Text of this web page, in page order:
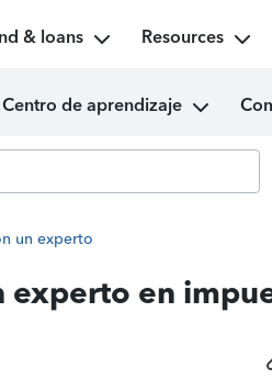
& loans Resources
Centro de aprendizaje
un experto
experto en